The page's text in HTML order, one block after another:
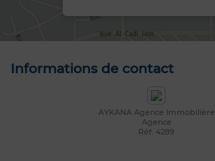
Informations de contact
AYKANA Agence Immobilière
Agence
Réf: 4289